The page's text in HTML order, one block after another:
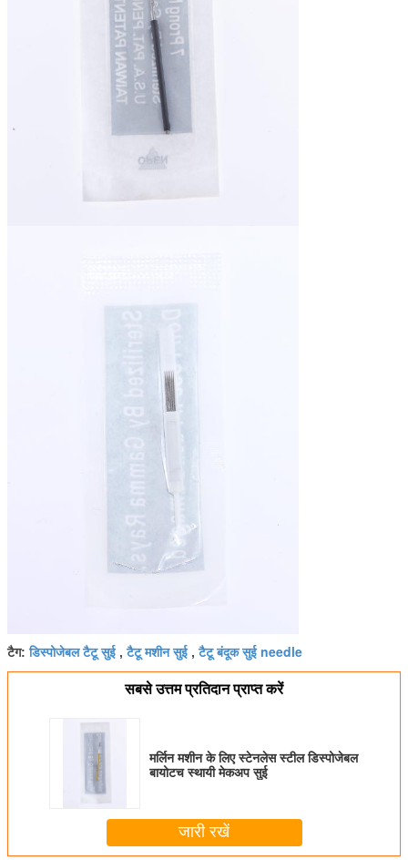
टैग:डिस्पोजेबल टैटू सुई,टैटू मशीन सुई,टैटू बंदूक सुई needle
सबसे उत्तम प्रतिदान प्राप्त करें
मर्लिन मशीन के लिए स्टेनलेस स्टील डिस्पोजेबल
बायोटच स्थायी मेकअप सुई
जारी रखें